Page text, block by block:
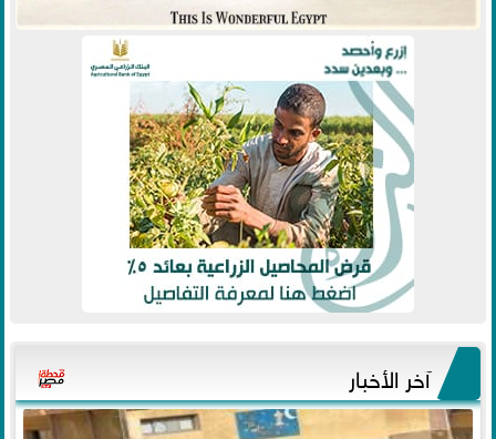
آخر الأخبار